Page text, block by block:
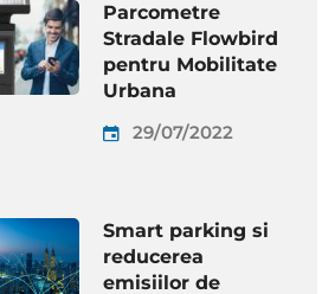
Parcometre
Stradale Flowbird
pentru Mobilitate
Urbana
29/07/2022
Smart parking si
reducerea
emisiilor de